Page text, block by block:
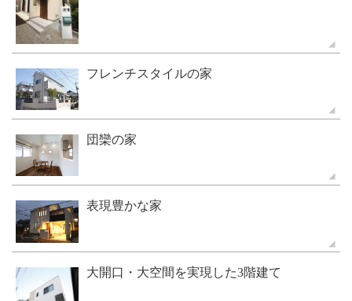
フレンチスタイルの家
団欒の家
表現豊かな家
大開口・大空間を実現した3階建て